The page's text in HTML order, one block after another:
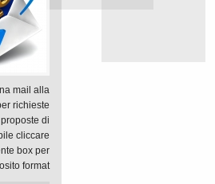
mail alla
richieste
di
cliccare
box per
format